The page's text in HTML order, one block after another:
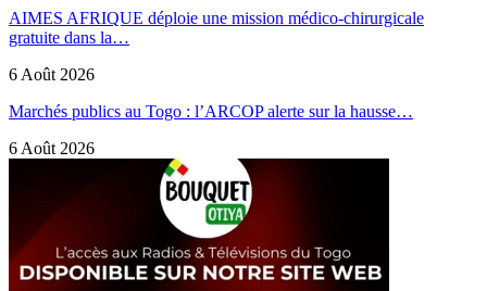
AIMES AFRIQUE déploie une mission médico-chirurgicale
gratuite dans la…
6 Août 2026
Marchés publics au Togo : l’ARCOP alerte sur la hausse…
6 Août 2026